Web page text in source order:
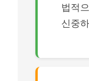
법적
신중